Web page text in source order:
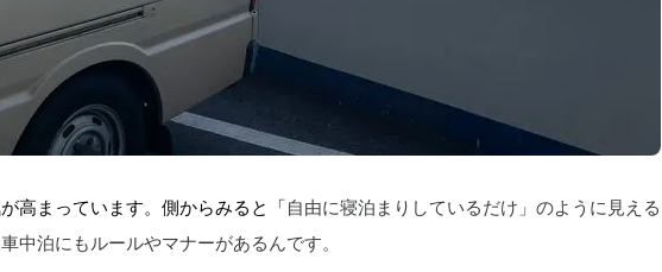
高まっています。側からみると「 自由に寝泊まりしているだけ」のように見える
中泊にもルールやマナーがあるんです。